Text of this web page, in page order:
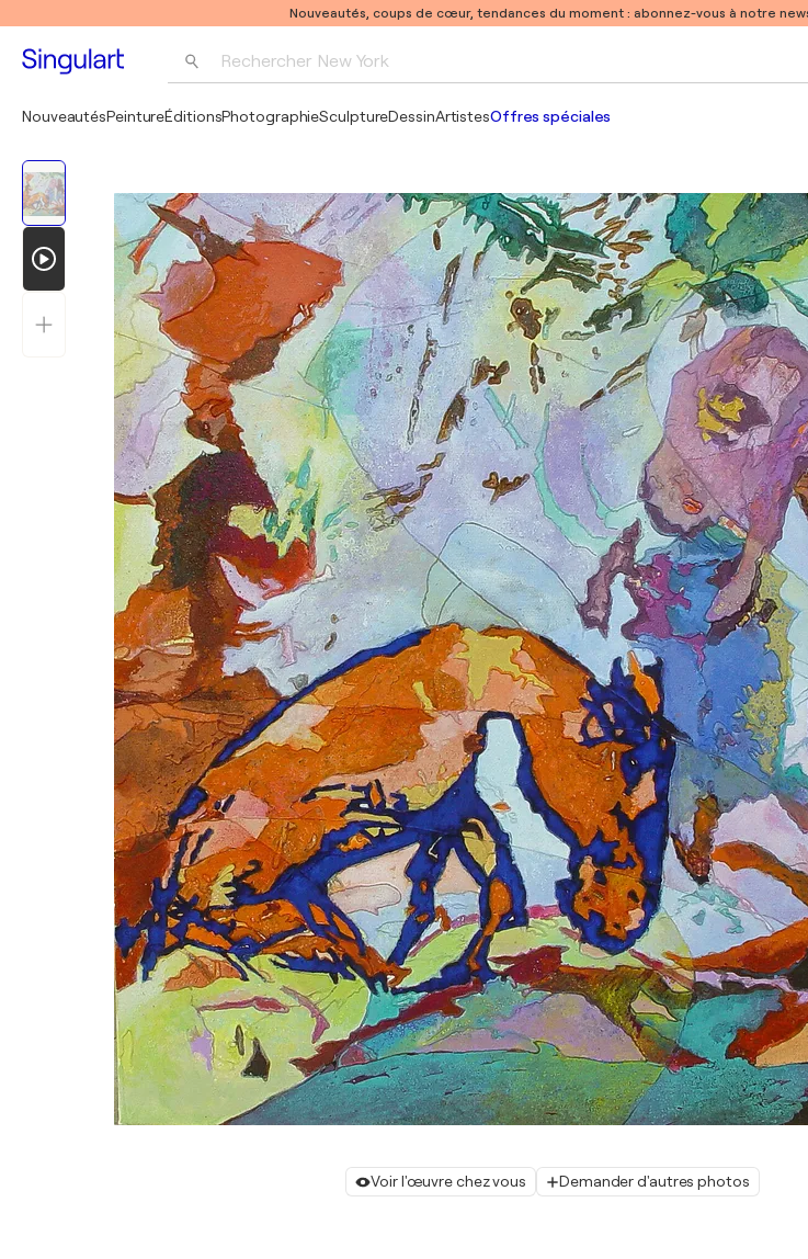
Nouveautés, coups de cœur, tendances du moment : abonnez-vous à notre
Rechercher New York
Pablo Picasso
NouveautésPeintureÉditionsPhotographieSculptureDessinArtistesOffres spéciales
Voir l'œuvre chez vous Demander d'autres photos